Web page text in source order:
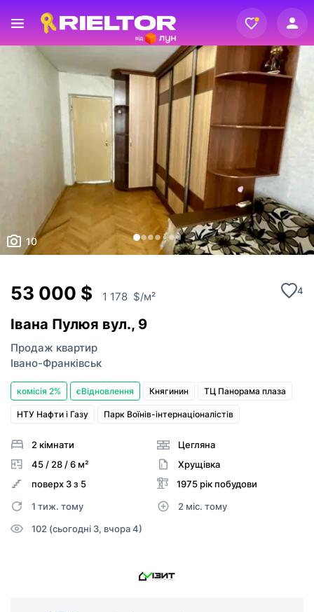
Реєстрація
Вхід
10
4
53 000 $ 1 178 $/м²
Івана Пулюя вул., 9
Продаж квартир
Івано-Франківськ
комісія 2% єВідновлення Княгинин ТЦ Панорама плаза
НТУ Нафти і Газу Парк Воїнів-інтернаціоналістів
2 кімнати
45 / 28 / 6 м²
поверх 3 з 5
Цегляна
Хрущівка
1975 рік побудови
1 тиж. тому
2 міс. тому
102 (сьогодні 3, вчора 4)